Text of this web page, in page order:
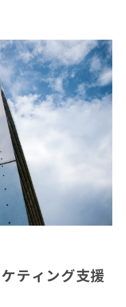
ティング支援